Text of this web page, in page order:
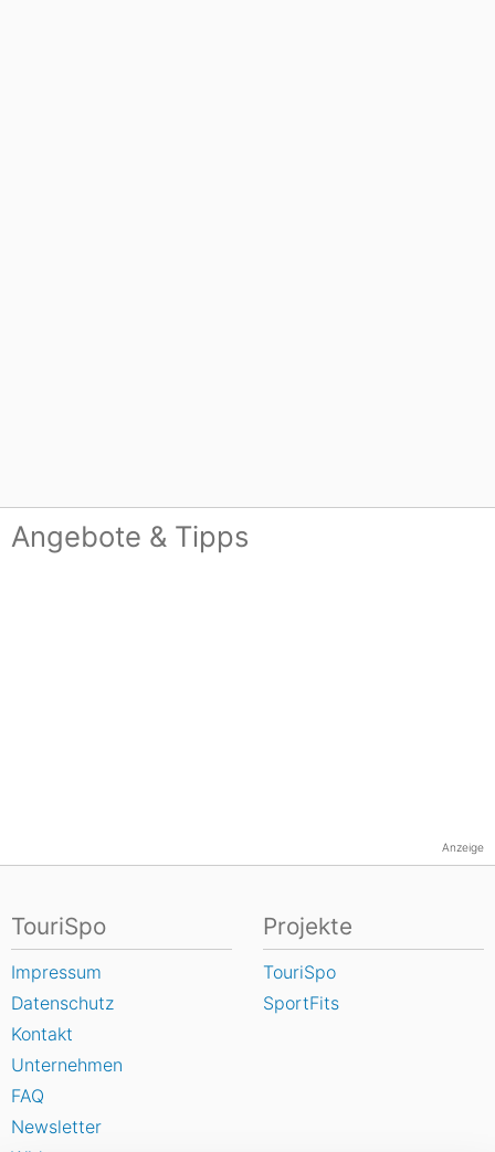
Angebote & Tipps
Anzeige
TouriSpo
Impressum
Datenschutz
Kontakt
Unternehmen
FAQ
Newsletter
Projekte
TouriSpo
SportFits